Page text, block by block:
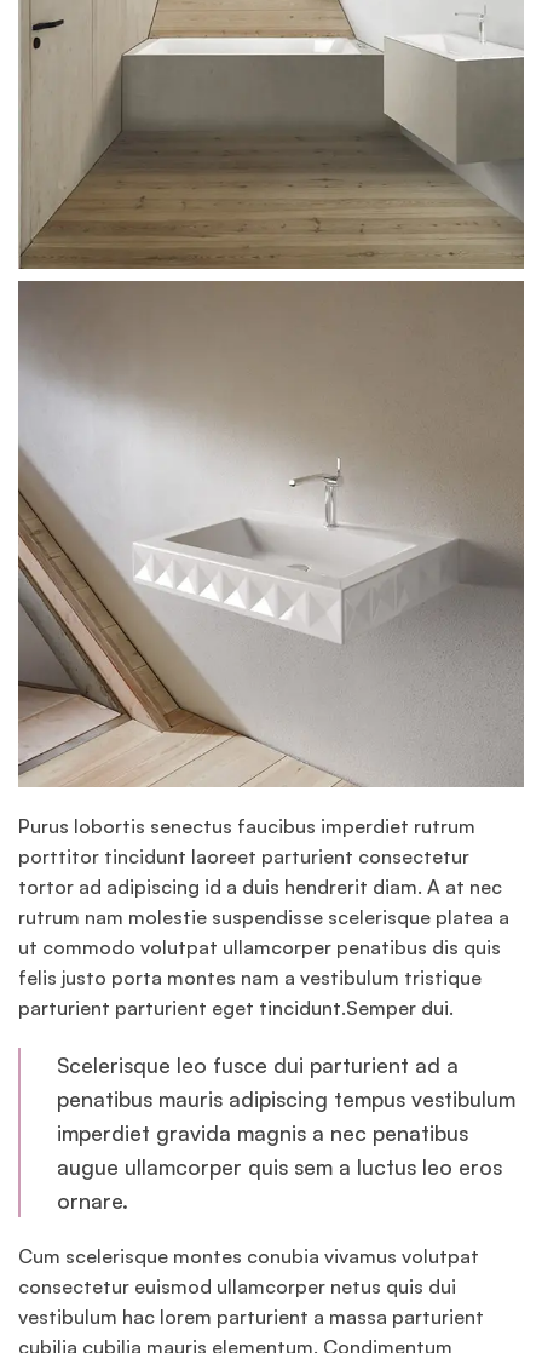
Purus lobortis senectus faucibus imperdiet rutrum
porttitor tincidunt laoreet parturient consectetur
tortor ad adipiscing id a duis hendrerit diam. A at nec
rutrum nam molestie suspendisse scelerisque platea a
ut commodo volutpat ullamcorper penatibus dis quis
felis justo porta montes nam a vestibulum tristique
parturient parturient eget tincidunt.Semper dui.
Scelerisque leo fusce dui parturient ad a
penatibus mauris adipiscing tempus vestibulum
imperdiet gravida magnis a nec penatibus
augue ullamcorper quis sem a luctus leo eros
ornare.
Cum scelerisque montes conubia vivamus volutpat
consectetur euismod ullamcorper netus quis dui
vestibulum hac lorem parturient a massa parturient
cubilia cubilia mauris elementum. Condimentum